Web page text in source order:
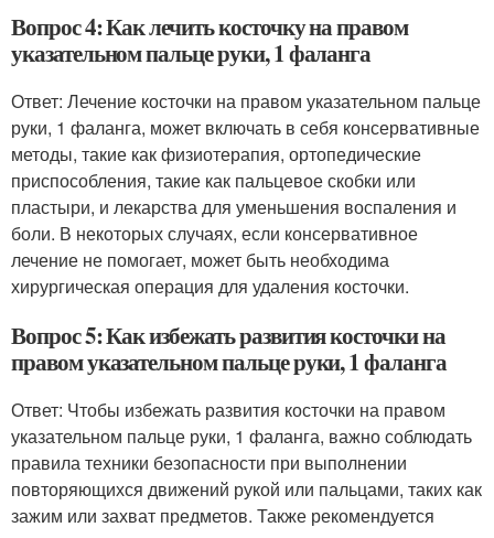
Вопрос 4: Как лечить косточку на правом
указательном пальце руки, 1 фаланга
Ответ: Лечение косточки на правом указательном пальце
руки, 1 фаланга, может включать в себя консервативные
методы, такие как физиотерапия, ортопедические
приспособления, такие как пальцевое скобки или
пластыри, и лекарства для уменьшения воспаления и
боли. В некоторых случаях, если консервативное
лечение не помогает, может быть необходима
хирургическая операция для удаления косточки.
Вопрос 5: Как избежать развития косточки на
правом указательном пальце руки, 1 фаланга
Ответ: Чтобы избежать развития косточки на правом
указательном пальце руки, 1 фаланга, важно соблюдать
правила техники безопасности при выполнении
повторяющихся движений рукой или пальцами, таких как
зажим или захват предметов. Также рекомендуется